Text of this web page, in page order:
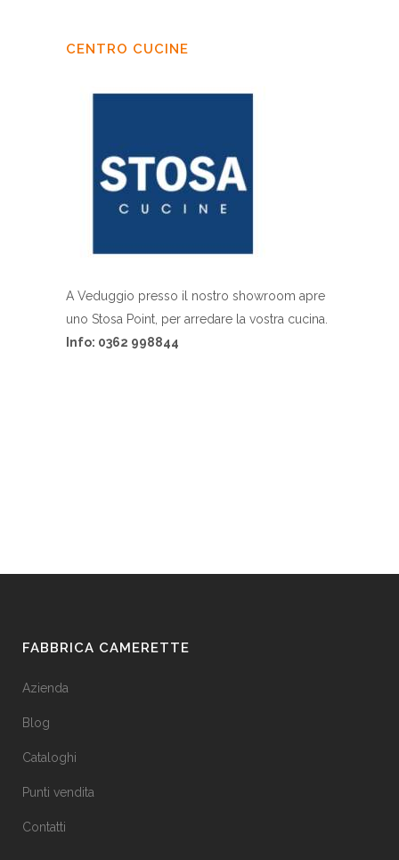
CENTRO CUCINE
A Veduggio presso il nostro showroom apre
uno Stosa Point, per arredare la vostra cucina.
Info: 0362 998844
FABBRICA CAMERETTE
Azienda
Blog
Cataloghi
Punti vendita
Contatti